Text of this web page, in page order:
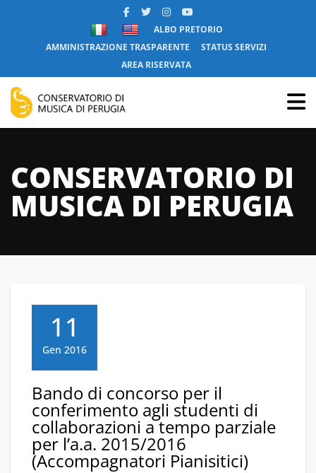
ALBO PRETORIO
AMMINISTRAZIONE TRASPARENTE
STATUS SERVIZI
AREA RISERVATA
CONSERVATORIO DI
MUSICA DI PERUGIA
11
Gen 2016
Bando di concorso per il
conferimento agli studenti di
collaborazioni a tempo parziale
per l’a.a. 2015/2016
(Accompagnatori Pianisitici)